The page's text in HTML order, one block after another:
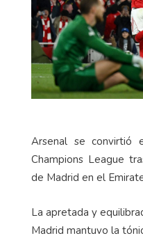
Arsenal se convirtió
Champions League
de Madrid en el
La apretada y
Madrid mantuvo la